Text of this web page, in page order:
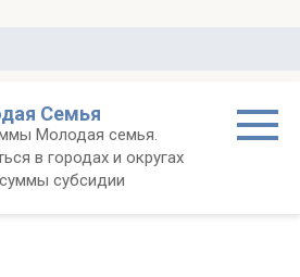
Семья
Молодая семья.
в городах и округах
субсидии